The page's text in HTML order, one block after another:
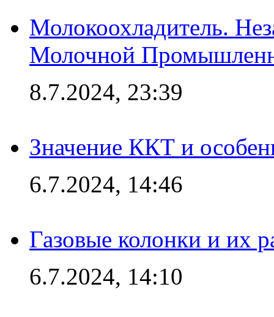
Молокоохладитель.
Молочной
8.7.2024, 23:39
Значение ККТ и
6.7.2024, 14:46
Газовые колонки и их
6.7.2024, 14:10